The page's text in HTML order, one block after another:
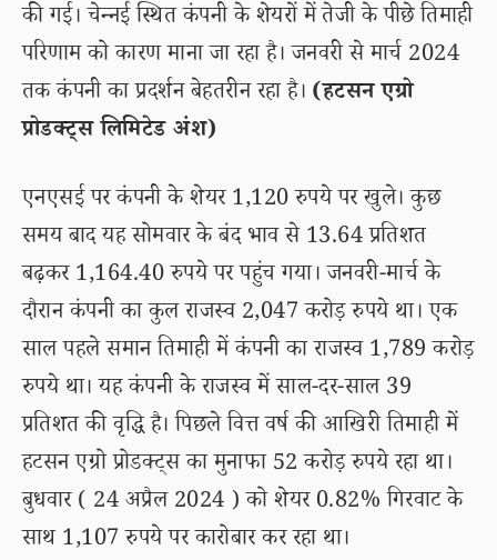
की गई। चेन्नई स्थित कंपनी के शेयरों में तेजी के पीछे तिमाही
परिणाम को कारण माना जा रहा है। जनवरी से मार्च 2024
तक कंपनी का प्रदर्शन बेहतरीन रहा है। (हटसन एग्रो
प्रोडक्ट्स लिमिटेड अंश)
एनएसई पर कंपनी के शेयर 1,120 रुपये पर खुले। कुछ
समय बाद यह सोमवार के बंद भाव से 13.64 प्रतिशत
बढ़कर 1,164.40 रुपये पर पहुंच गया। जनवरी-मार्च के
दौरान कंपनी का कुल राजस्व 2,047 करोड़ रुपये था। एक
साल पहले समान तिमाही में कंपनी का राजस्व 1,789 करोड़
रुपये था। यह कंपनी के राजस्व में साल-दर-साल 39
प्रतिशत की वृद्धि है। पिछले वित्त वर्ष की आखिरी तिमाही में
हटसन एग्रो प्रोडक्ट्स का मुनाफा 52 करोड़ रुपये रहा था।
बुधवार ( 24 अप्रैल 2024 ) को शेयर 0.82% गिरवाट के
साथ 1,107 रुपये पर कारोबार कर रहा था।